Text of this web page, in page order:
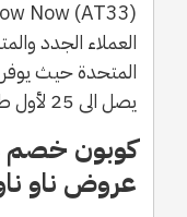
العملاء الجدد
المتحدة حيث
يصل الى 25 لأول طلب خاص بك من متجر ناو ناو .
كوبون خصم
عروض ناو